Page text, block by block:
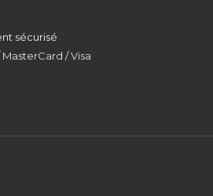
sécurisé
MasterCard / Visa